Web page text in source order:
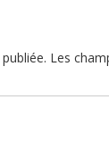
Les